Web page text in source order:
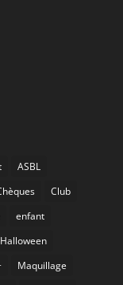
ASBL
Club
enfant
Halloween
Maquillage